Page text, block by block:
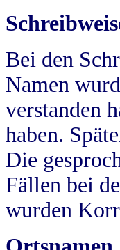
Bei den
Namen
verstanden
haben.
Die
Fällen bei
wurden